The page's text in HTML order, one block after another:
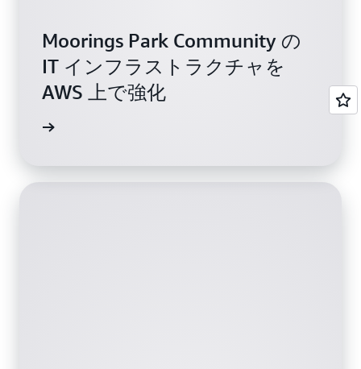
Moorings Park Community の
IT インフラストラクチャを
AWS 上で強化